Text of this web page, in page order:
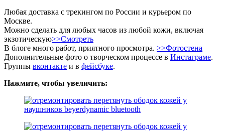
Любая доставка с трекингом по России и курьером по
Москве.
Можно сделать для любых часов из любой кожи, включая
экзотическую>>Смотреть
В блоге много работ, приятного просмотра. >>Фотостена
Дополнительные фото о творческом процессе в Инстаграме.
Группы вконтакте и в фейсбуке.
Нажмите, чтобы увеличить: